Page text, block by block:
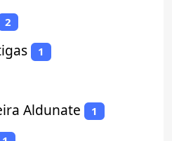
2
1
Aldunate 1